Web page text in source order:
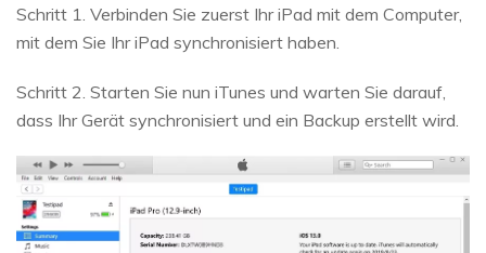
Schritt 1. Verbinden Sie zuerst Ihr iPad mit dem Computer,
mit dem Sie Ihr iPad synchronisiert haben.
Schritt 2. Starten Sie nun iTunes und warten Sie darauf,
dass Ihr Gerät synchronisiert und ein Backup erstellt wird.